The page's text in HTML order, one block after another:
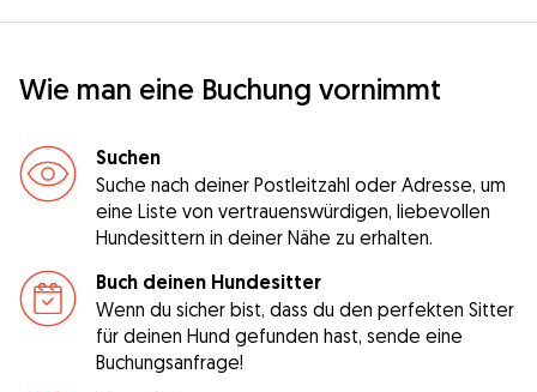
Wie man eine Buchung vornimmt
Suchen
Suche nach deiner Postleitzahl oder Adresse, um
eine Liste von vertrauenswürdigen, liebevollen
Hundesittern in deiner Nähe zu erhalten.
Buch deinen Hundesitter
Wenn du sicher bist, dass du den perfekten Sitter
für deinen Hund gefunden hast, sende eine
Buchungsanfrage!